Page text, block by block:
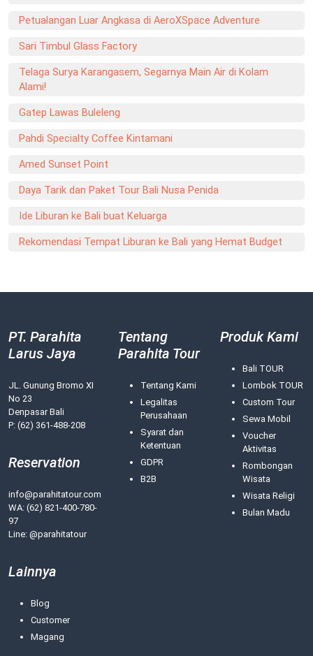
Petualangan Luar Angkasa di AeroXSpace Adventure
Sari Timbul Glass Factory
Telaga Surya Karangasem, Segarnya Main Air di Kolam
Alami!
Gatep Lawas Buleleng
Pahdi Specialty Coffee Kintamani
Amed Sunset Point
Daya Tarik dan Paket Tour Bali Nusa Penida
Ide Liburan ke Bali buat Keluarga
Rekomendasi Tempat Liburan ke Bali yang Hemat Budget
PT. Parahita
Larus Jaya
JL. Gunung Bromo XI
No 23
Denpasar Bali
P: (62) 361-488-208
Reservation
info@parahitatour.com
WA: (62) 821-400-780-
97
Line: @parahitatour
Tentang
Parahita Tour
Tentang Kami
Legalitas
Perusahaan
Syarat dan
Ketentuan
GDPR
B2B
Produk Kami
Bali TOUR
Lombok TOUR
Custom Tour
Sewa Mobil
Voucher
Aktivitas
Rombongan
Wisata
Wisata Religi
Bulan Madu
Lainnya
Blog
Customer
Magang